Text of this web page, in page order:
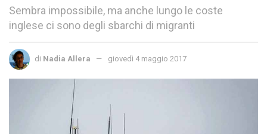
Sembra impossibile, ma anche lungo le coste
inglese ci sono degli sbarchi di migranti
di Nadia Allera giovedì 4 maggio 2017